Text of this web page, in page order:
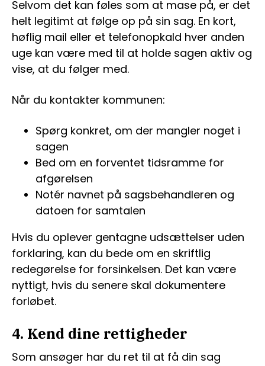
Selvom det kan føles som at mase på, er det
helt legitimt at følge op på sin sag. En kort,
høflig mail eller et telefonopkald hver anden
uge kan være med til at holde sagen aktiv og
vise, at du følger med.
Når du kontakter kommunen:
Spørg konkret, om der mangler noget i
sagen
Bed om en forventet tidsramme for
afgørelsen
Notér navnet på sagsbehandleren og
datoen for samtalen
Hvis du oplever gentagne udsættelser uden
forklaring, kan du bede om en skriftlig
redegørelse for forsinkelsen. Det kan være
nyttigt, hvis du senere skal dokumentere
forløbet.
4. Kend dine rettigheder
Som ansøger har du ret til at få din sag